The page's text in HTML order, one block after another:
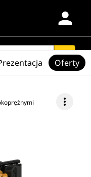
person
search
more_vert
Oferty